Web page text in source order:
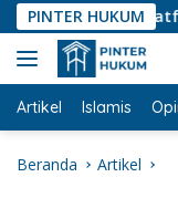
Langsung
ke
konten
PINTER HUKUM
#1 Platform
Artikel Islamis
Beranda Artikel